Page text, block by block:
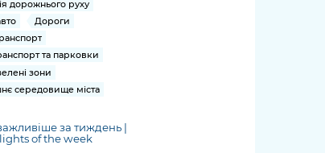
дорожнього руху
Дороги
та парковки
зони
середовище міста
за тиждень |
of the week